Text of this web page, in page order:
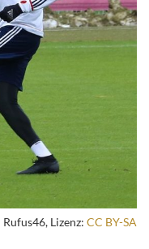
Lizenz: CC BY-SA